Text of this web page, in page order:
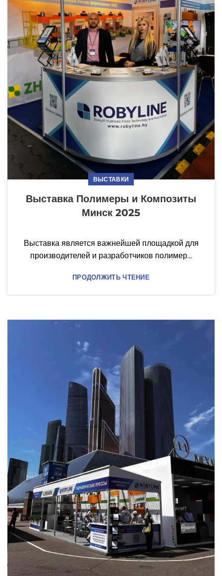
ВЫСТАВКИ
Выставка Полимеры и Композиты
Минск 2025
Выставка является важнейшей площадкой для
производителей и разработчиков полимер...
ПРОДОЛЖИТЬ ЧТЕНИЕ